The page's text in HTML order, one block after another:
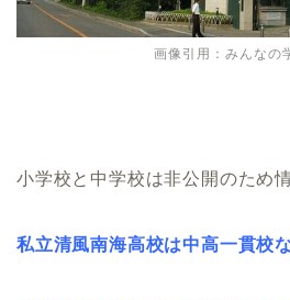
画像引用：みんなの
小学校と中学校は非公開のため
私立清風南海高校は中高一貫校な